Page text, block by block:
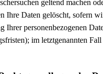
geltend machen
Ihre Daten gelöscht, sofern
Ihrer personenbezogenen
im letztgenannten